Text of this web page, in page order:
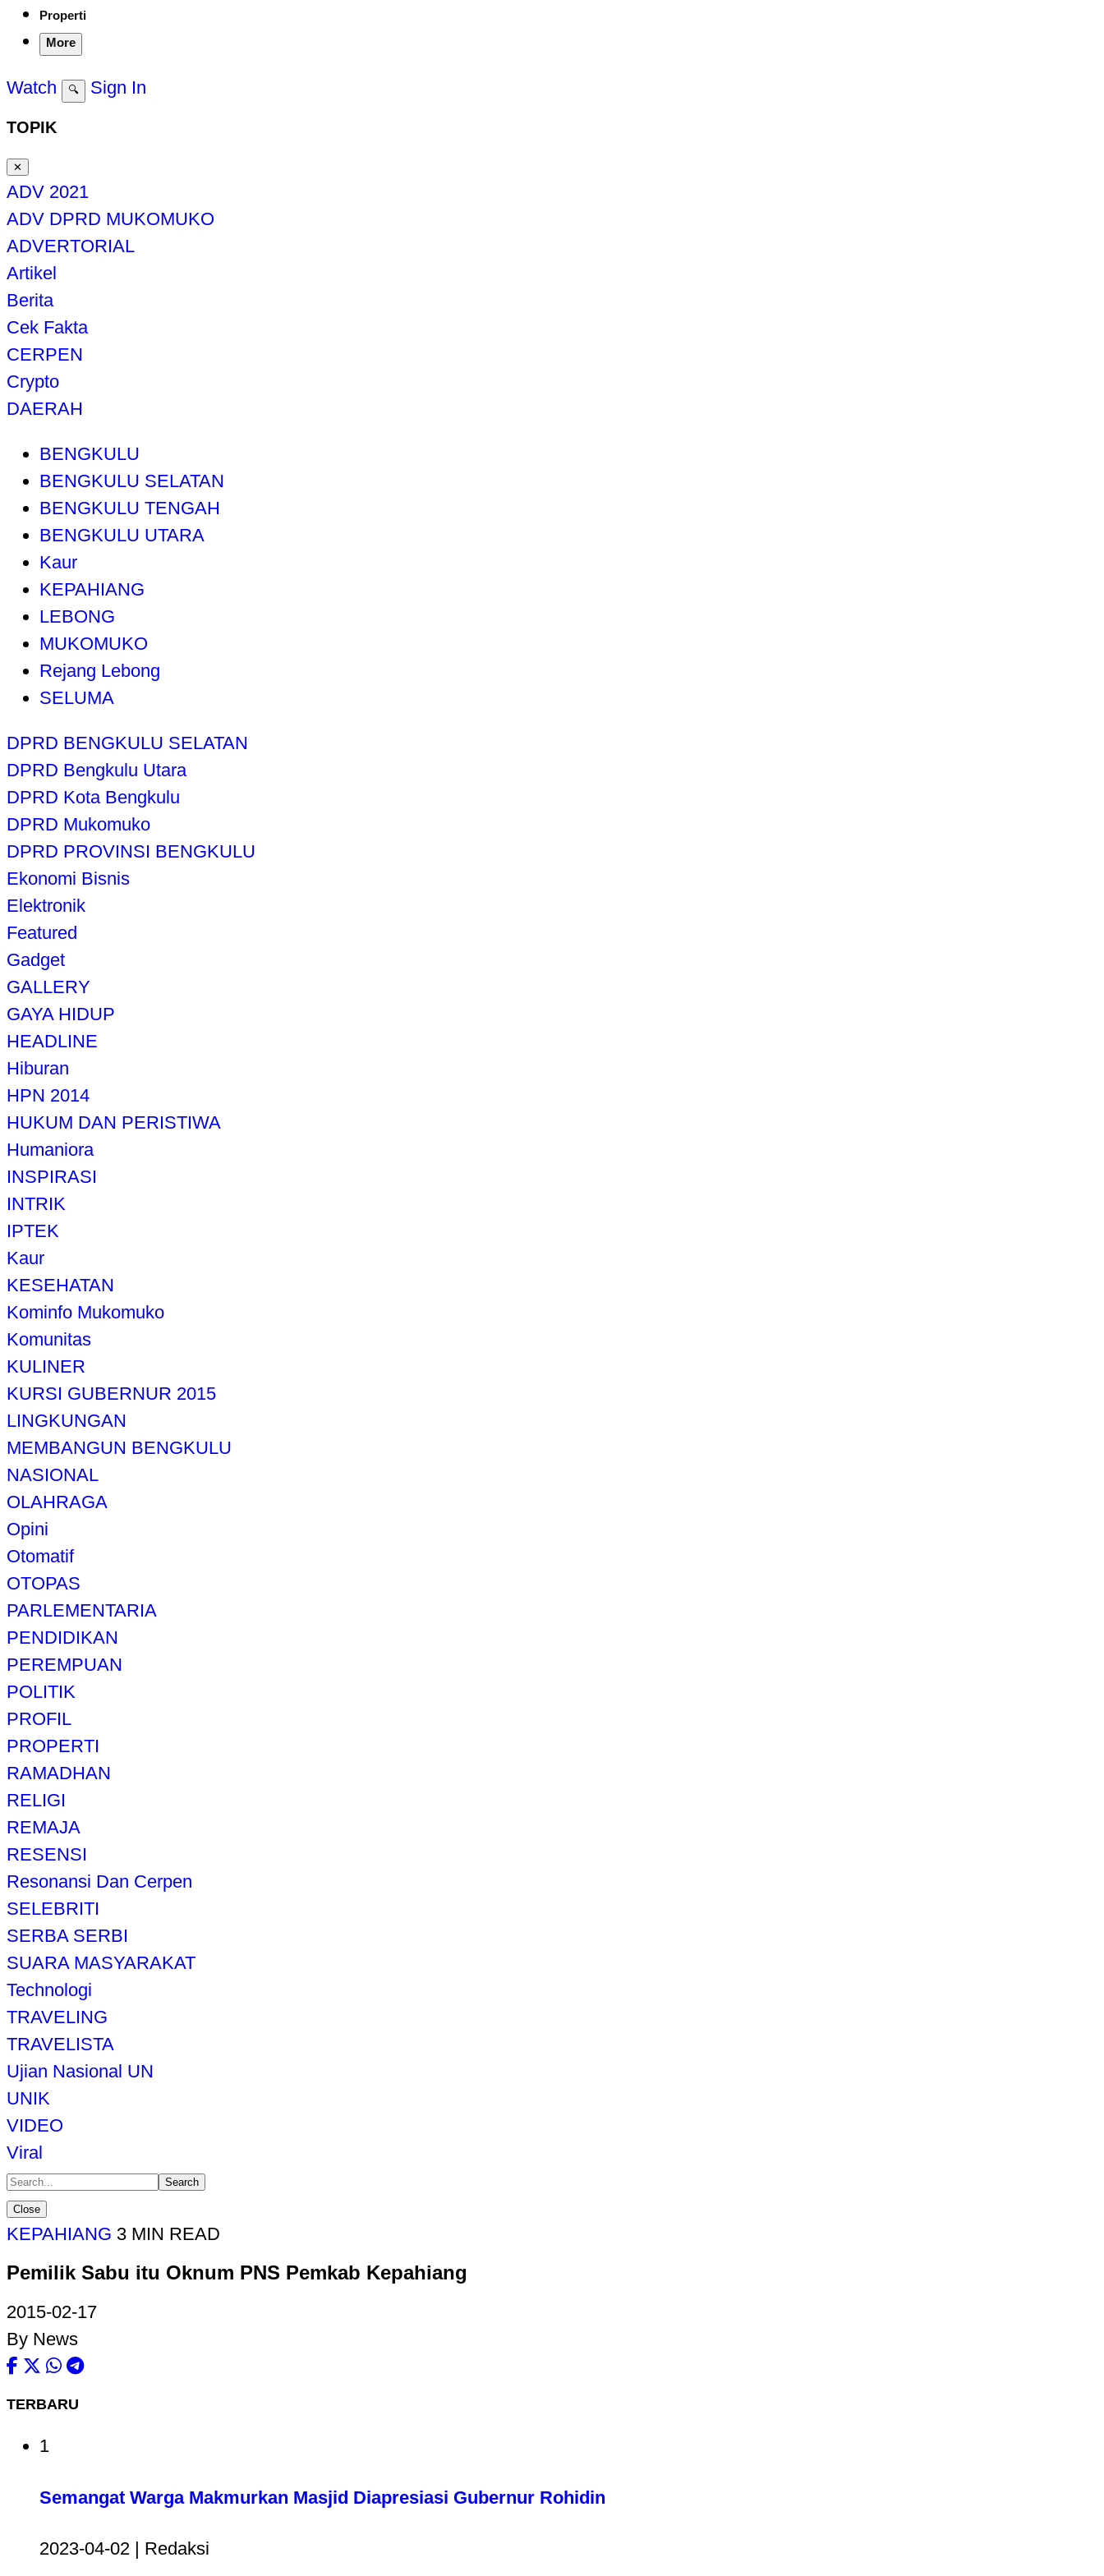
Properti
More
Watch 🔍 Sign In
TOPIK
✕
ADV 2021
ADV DPRD MUKOMUKO
ADVERTORIAL
Artikel
Berita
Cek Fakta
CERPEN
Crypto
DAERAH
BENGKULU
BENGKULU SELATAN
BENGKULU TENGAH
BENGKULU UTARA
Kaur
KEPAHIANG
LEBONG
MUKOMUKO
Rejang Lebong
SELUMA
DPRD BENGKULU SELATAN
DPRD Bengkulu Utara
DPRD Kota Bengkulu
DPRD Mukomuko
DPRD PROVINSI BENGKULU
Ekonomi Bisnis
Elektronik
Featured
Gadget
GALLERY
GAYA HIDUP
HEADLINE
Hiburan
HPN 2014
HUKUM DAN PERISTIWA
Humaniora
INSPIRASI
INTRIK
IPTEK
Kaur
KESEHATAN
Kominfo Mukomuko
Komunitas
KULINER
KURSI GUBERNUR 2015
LINGKUNGAN
MEMBANGUN BENGKULU
NASIONAL
OLAHRAGA
Opini
Otomatif
OTOPAS
PARLEMENTARIA
PENDIDIKAN
PEREMPUAN
POLITIK
PROFIL
PROPERTI
RAMADHAN
RELIGI
REMAJA
RESENSI
Resonansi Dan Cerpen
SELEBRITI
SERBA SERBI
SUARA MASYARAKAT
Technologi
TRAVELING
TRAVELISTA
Ujian Nasional UN
UNIK
VIDEO
Viral
Search
Close
KEPAHIANG 3 MIN READ
Pemilik Sabu itu Oknum PNS Pemkab Kepahiang
2015-02-17
By News
TERBARU
1
Semangat Warga Makmurkan Masjid Diapresiasi Gubernur Rohidin
2023-04-02 | Redaksi